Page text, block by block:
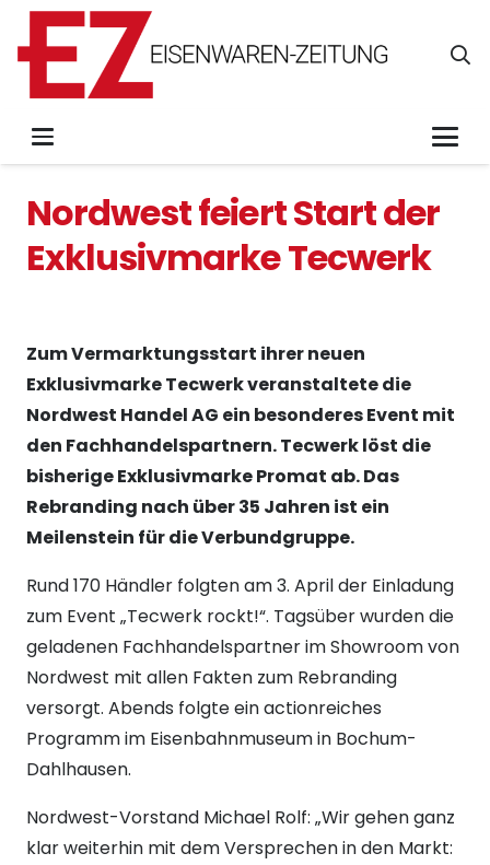
Nordwest feiert Start der
Exklusivmarke Tecwerk
Zum Vermarktungsstart ihrer neuen
Exklusivmarke Tecwerk veranstaltete die
Nordwest Handel AG ein besonderes Event mit
den Fachhandelspartnern. Tecwerk löst die
bisherige Exklusivmarke Promat ab. Das
Rebranding nach über 35 Jahren ist ein
Meilenstein für die Verbundgruppe.
Rund 170 Händler folgten am 3. April der Einladung
zum Event „Tecwerk rockt!“. Tagsüber wurden die
geladenen Fachhandelspartner im Showroom von
Nordwest mit allen Fakten zum Rebranding
versorgt. Abends folgte ein actionreiches
Programm im Eisenbahnmuseum in Bochum-
Dahlhausen.
Nordwest-Vorstand Michael Rolf: „Wir gehen ganz
klar weiterhin mit dem Versprechen in den Markt: